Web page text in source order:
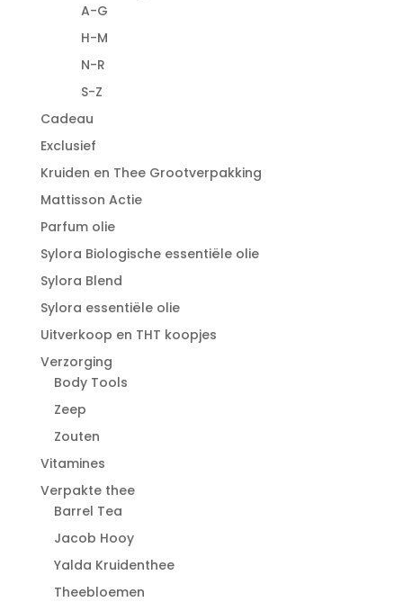
A-G
H-M
N-R
S-Z
Cadeau
Exclusief
Kruiden en Thee Grootverpakking
Mattisson Actie
Parfum olie
Sylora Biologische essentiële olie
Sylora Blend
Sylora essentiële olie
Uitverkoop en THT koopjes
Verzorging
Body Tools
Zeep
Zouten
Vitamines
Verpakte thee
Barrel Tea
Jacob Hooy
Yalda Kruidenthee
Theebloemen